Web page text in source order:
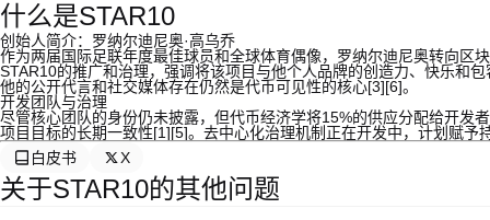
什么是STAR10
创始人简介：罗纳尔迪尼奥·高乌乔
作为两届国际足联年度最佳球员和全球体育偶像，罗纳尔迪尼奥转向区
STAR10的推广和治理，强调将该项目与他个人品牌的创造力、快乐和
他的公开代言和社交媒体存在仍然是代币可见性的核心[3][6]。
开发团队与治理
尽管核心团队的身份仍未披露，但代币经济学将15%的供应分配给开发
项目目标的长期一致性[1][5]。去中心化治理机制正在开发中，计划赋
白皮书
X
关于STAR10的其他问题